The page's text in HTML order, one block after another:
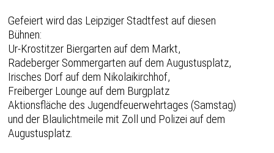
Gefeiert wird das Leipziger Stadtfest auf diesen
Bühnen:
Ur-Krostitzer Biergarten auf dem Markt,
Radeberger Sommergarten auf dem Augustusplatz,
Irisches Dorf auf dem Nikolaikirchhof,
Freiberger Lounge auf dem Burgplatz
Aktionsfläche des Jugendfeuerwehrtages (Samstag)
und der Blaulichtmeile mit Zoll und Polizei auf dem
Augustusplatz.